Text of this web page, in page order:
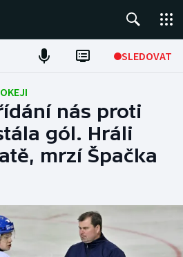
SLEDOVAT
nás proti
gól. Hráli
mrzí Špačka